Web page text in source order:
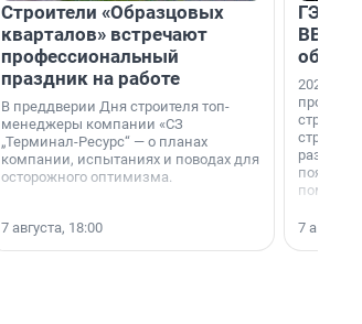
Строители «Образцовых
кварталов» встречают
профессиональный
праздник на работе
В преддверии Дня строителя топ-
менеджеры компании «СЗ
„Терминал-Ресурс“ — о планах
компании, испытаниях и поводах для
осторожного оптимизма.
7 августа, 18:00
ГЭС,
ВВП: в
об
2026-й —
раз. В
7